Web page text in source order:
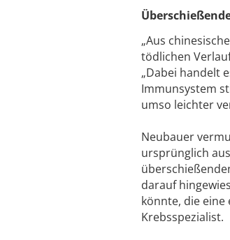
„Aus
tödlichen
„Dabei handelt
Immunsystem
umso leichter
Neubauer
ursprünglich
darauf
könnte, die eine
Krebsspezialist.